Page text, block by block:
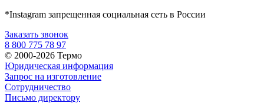
*Instagram запрещенная социальная сеть в России
Заказать звонок
8 800 775 78 97
© 2000-2026 Термо
Юридическая информация
Запрос на изготовление
Сотрудничество
Письмо директору